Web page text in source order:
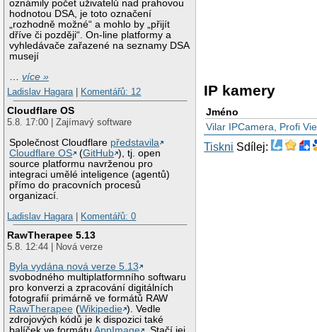
oznámily počet uživatelů nad prahovou
hodnotou DSA, je toto označení
„rozhodně možné“ a mohlo by „přijít
dříve či později“. On-line platformy a
vyhledávače zařazené na seznamy DSA
musejí
…více »
Ladislav Hagara| Komentářů: 12
Cloudflare OS
5.8. 17:00 | Zajímavý software
Společnost Cloudflare představila
Cloudflare OS
(GitHub ), tj. open
source platformu navrženou pro
integraci umělé inteligence (agentů)
přímo do pracovních procesů
organizací.
Ladislav Hagara| Komentářů: 0
RawTherapee 5.13
5.8. 12:44 | Nová verze
Byla vydána nová verze 5.13
svobodného multiplatformního softwaru
pro konverzi a zpracování digitálních
fotografií primárně ve formátů RAW
RawTherapee (Wikipedie ). Vedle
zdrojových kódů je k dispozici také
IP kamery
Jméno
Vilar IPCamera, Profi
Tiskni Sdílej: